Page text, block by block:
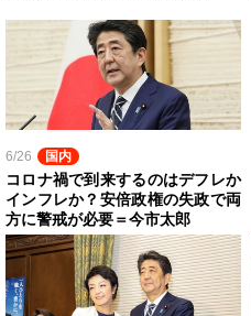
6/26 国内
コロナ禍で到来するのはデフレか
インフレか？安倍政権の失政で両
方に警戒が必要＝今市太郎